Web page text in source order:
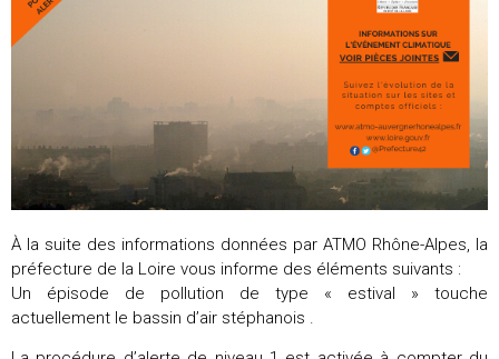
À la suite des informations données par ATMO Rhône-Alpes, la
préfecture de la Loire vous informe des éléments suivants :
Un épisode de pollution de type « estival » touche
actuellement le bassin d’air stéphanois .